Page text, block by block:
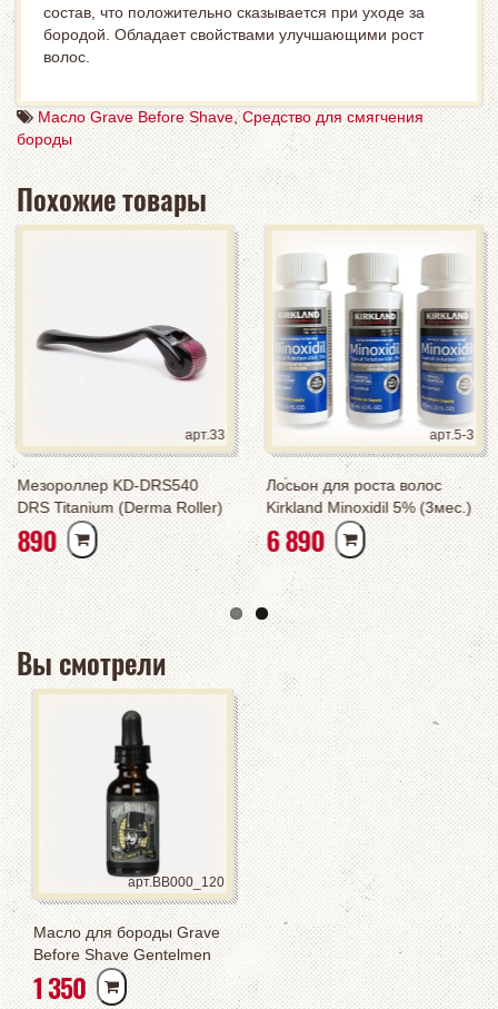
состав, что положительно сказывается при уходе за
бородой. Обладает свойствами улучшающими рост
волос.
Масло Grave Before Shave,Средство для смягчения
бороды
Похожие товары
арт.33
Мезороллер KD-DRS540
DRS Titanium (Derma Roller)
890РУБ
арт.5-3
Лосьон для роста волос
Kirkland Minoxidil 5% (3мес.)
курс
6 890РУБ
Вы смотрели
арт.BB000_120
Масло для бороды Grave
Before Shave Gentelmen
Blend
1 350РУБ